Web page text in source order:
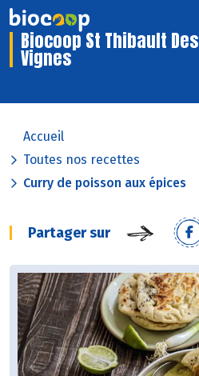
Biocoop St Thibault Des
Vignes
Accueil
Toutes nos recettes
Curry de poisson aux épices
Partager sur